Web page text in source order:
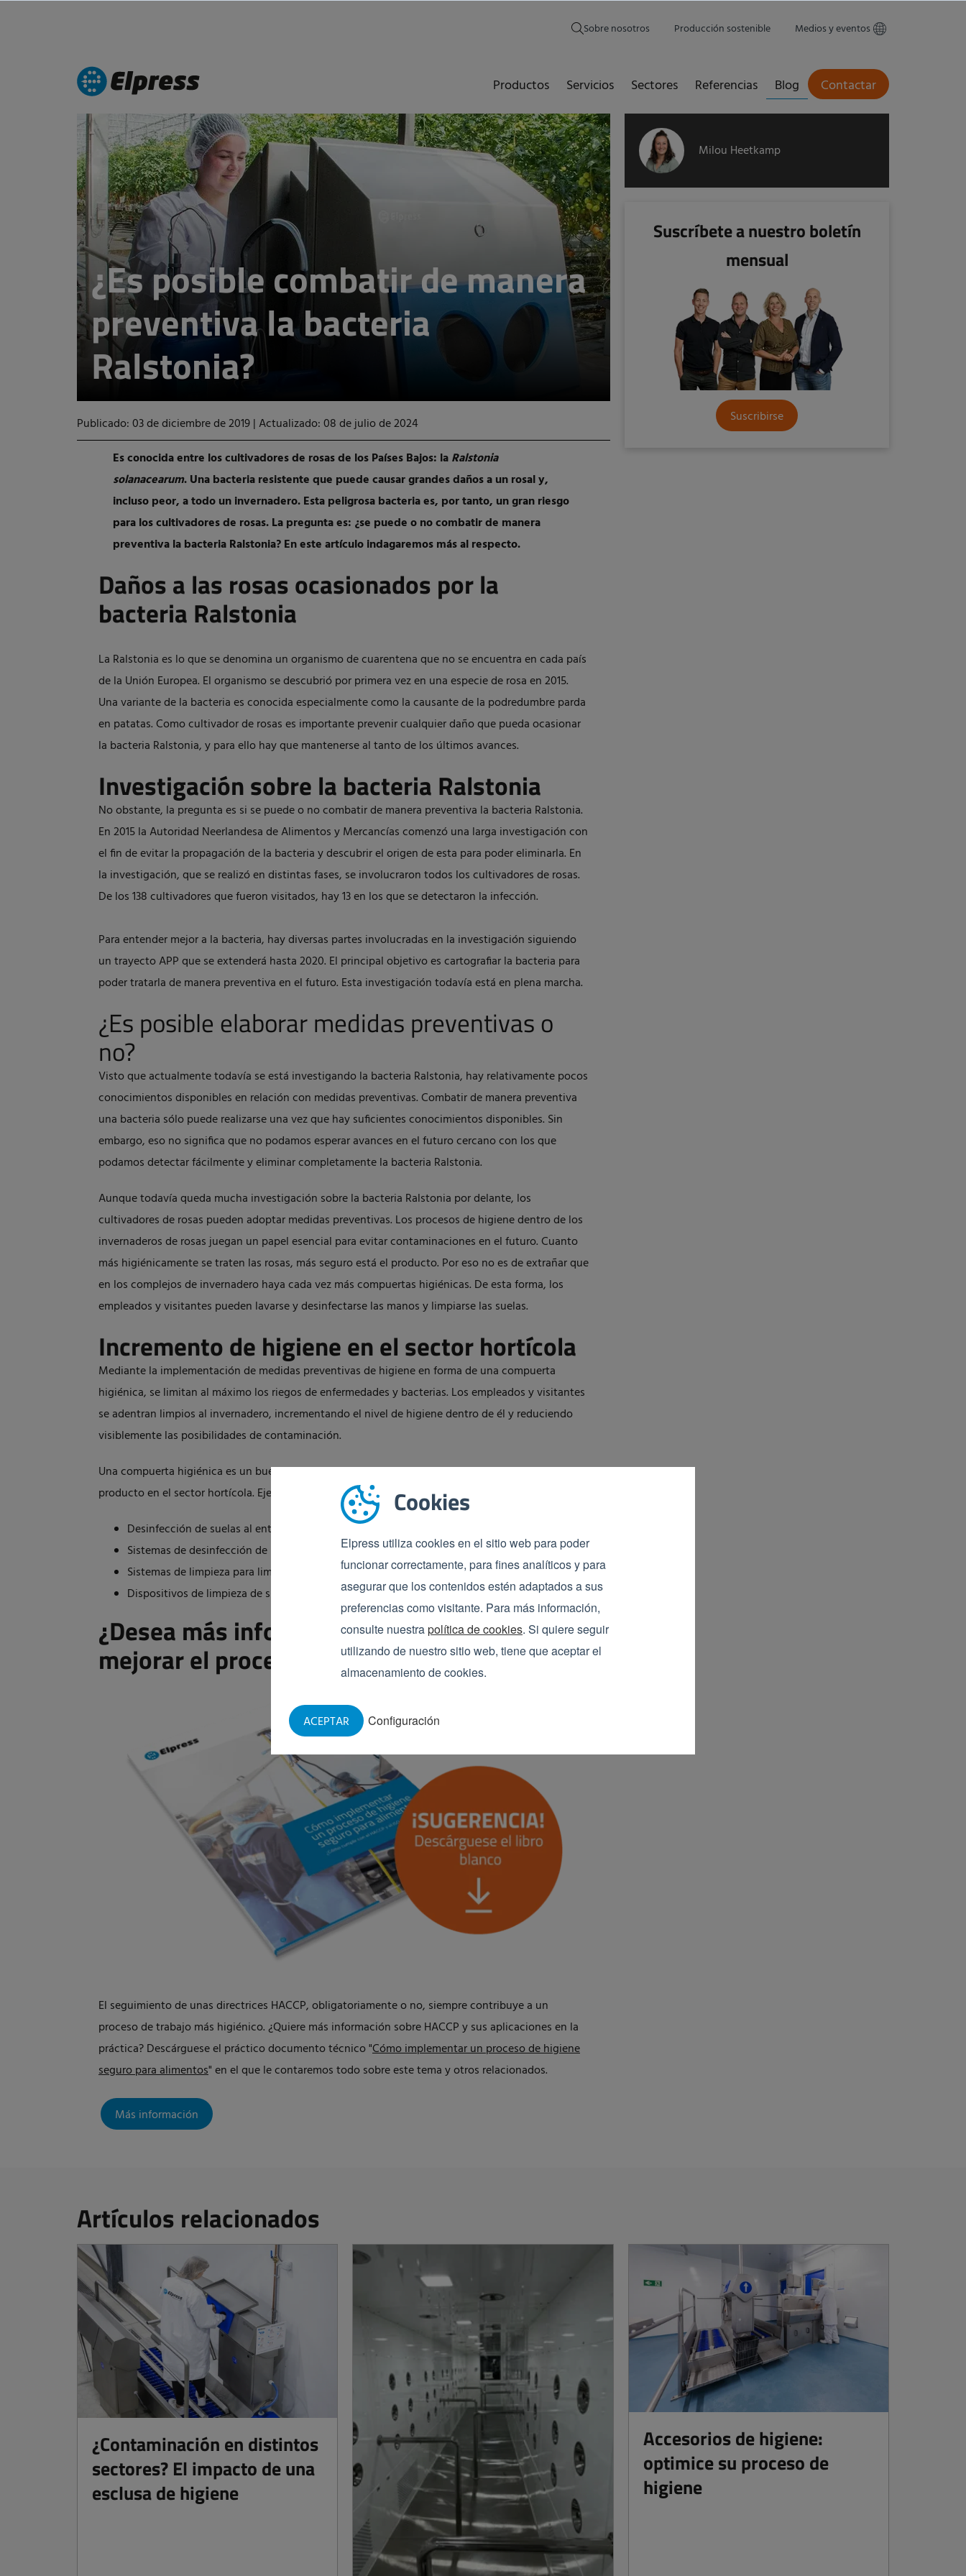
Cookies
Elpress utiliza cookies en el sitio web para poder
funcionar correctamente, para fines analíticos y para
asegurar que los contenidos estén adaptados a sus
preferencias como visitante. Para más información,
consulte nuestrapolítica de cookies. Si quiere seguir
utilizando de nuestro sitio web, tiene que aceptar el
almacenamiento de cookies.
Configuración
ACEPTAR
Sobre nosotros Producción sostenible Medios y eventos
Productos Servicios Sectores Referencias Blog Contactar
¿Es posible combatir de manera
preventiva la bacteria
Ralstonia?
Publicado: 03 de diciembre de 2019|Actualizado: 08 de julio de 2024
Es conocida entre los cultivadores de rosas de los Países Bajos: laRalstonia
solanacearum. Una bacteria resistente que puede causar grandes daños a un rosal y,
incluso peor, a todo un invernadero. Esta peligrosa bacteria es, por tanto, un gran riesgo
para los cultivadores de rosas. La pregunta es: ¿se puede o no combatir de manera
preventiva la bacteria Ralstonia? En este artículo indagaremos más al respecto.
Daños a las rosas ocasionados por la
bacteria Ralstonia
La Ralstonia es lo que se denomina un organismo de cuarentena que no se encuentra en cada país
de la Unión Europea. El organismo se descubrió por primera vez en una especie de rosa en 2015.
Una variante de la bacteria es conocida especialmente como la causante de la podredumbre parda
en patatas. Como cultivador de rosas es importante prevenir cualquier daño que pueda ocasionar
la bacteria Ralstonia, y para ello hay que mantenerse al tanto de los últimos avances.
Investigación sobre la bacteria Ralstonia
No obstante, la pregunta es si se puede o no combatir de manera preventiva la bacteria Ralstonia.
En 2015 la Autoridad Neerlandesa de Alimentos y Mercancías comenzó una larga investigación con
el fin de evitar la propagación de la bacteria y descubrir el origen de esta para poder eliminarla. En
la investigación, que se realizó en distintas fases, se involucraron todos los cultivadores de rosas.
De los 138 cultivadores que fueron visitados, hay 13 en los que se detectaron la infección.
Para entender mejor a la bacteria, hay diversas partes involucradas en la investigación siguiendo
un trayecto APP que se extenderá hasta 2020. El principal objetivo es cartografiar la bacteria para
poder tratarla de manera preventiva en el futuro. Esta investigación todavía está en plena marcha.
¿Es posible elaborar medidas preventivas o
no?
Visto que actualmente todavía se está investigando la bacteria Ralstonia, hay relativamente pocos
conocimientos disponibles en relación con medidas preventivas. Combatir de manera preventiva
una bacteria sólo puede realizarse una vez que hay suficientes conocimientos disponibles. Sin
embargo, eso no significa que no podamos esperar avances en el futuro cercano con los que
podamos detectar fácilmente y eliminar completamente la bacteria Ralstonia.
Aunque todavía queda mucha investigación sobre la bacteria Ralstonia por delante, los
cultivadores de rosas pueden adoptar medidas preventivas. Los procesos de higiene dentro de los
invernaderos de rosas juegan un papel esencial para evitar contaminaciones en el futuro. Cuanto
más higiénicamente se traten las rosas, más seguro está el producto. Por eso no es de extrañar que
en los complejos de invernadero haya cada vez más compuertas higiénicas. De esta forma, los
empleados y visitantes pueden lavarse y desinfectarse las manos y limpiarse las suelas.
Incremento de higiene en el sector hortícola
Mediante la implementación de medidas preventivas de higiene en forma de una compuerta
higiénica, se limitan al máximo los riegos de enfermedades y bacterias. Los empleados y visitantes
se adentran limpios al invernadero, incrementando el nivel de higiene dentro de él y reduciendo
visiblemente las posibilidades de contaminación.
Una compuerta higiénica es un buen ejemplo de un dispositivo que asegura la seguridad del
producto en el sector hortícola. Ejemplos adicionales varios:
Desinfección de suelas al entrar y salir de invernaderos
Sistemas de desinfección de manos con controles de acceso supervisados
Sistemas de limpieza para limpiar a fondo portadores de carga importados
Dispositivos de limpieza de suelos y desinfección
¿Desea más información sobre cómo
mejorar el proceso de higiene?
El seguimiento de unas directrices HACCP, obligatoriamente o no, siempre contribuye a un
proceso de trabajo más higiénico. ¿Quiere más información sobre HACCP y sus aplicaciones en la
práctica? Descárguese el práctico documento técnico "Cómo implementar un proceso de higiene
seguro para alimentos" en el que le contaremos todo sobre este tema y otros relacionados.
Más información
Milou Heetkamp
Suscríbete a nuestro boletín
mensual
Suscribirse
Artículos relacionados
¿Contaminación en distintos
sectores? El impacto de una
esclusa de higiene
Accesorios de higiene:
optimice su proceso de
higiene